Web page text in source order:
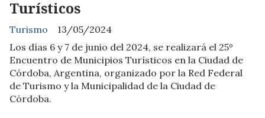
Turísticos
Turismo
13/05/2024
Los días 6 y 7 de junio del 2024, se realizará el 25º
Encuentro de Municipios Turísticos en la Ciudad de
Córdoba, Argentina, organizado por la Red Federal
de Turismo y la Municipalidad de la Ciudad de
Córdoba.